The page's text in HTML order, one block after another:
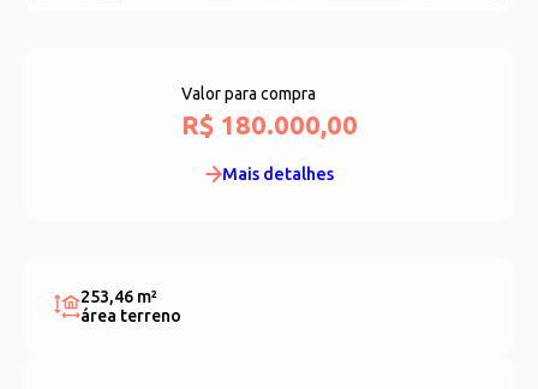
Valor para compra
R$ 180.000,00
Mais detalhes
253,46 m²
área terreno